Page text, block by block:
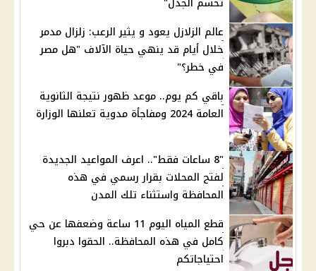
عالم الزلازل يعود و يثير الرعب: زلزال مدمر
خلال أيام قد ينهي حياة الآلاف "هل مصر
في خطر؟"
باقي كم يوم.. موعد ظهور نتيجة الثانوية
العامة 2024 ومفاجأة مدوية تعلنها الوزارة
"8 ساعات فقط".. اعرف المواعيد الجديدة
لفتح المحلات بقرار رسمي في هذه
المحافظة واستثناء تلك المدن
قطع المياه اليوم 11 ساعة وضعفها عن حي
كامل في هذه المحافظة.. الحقوا دبروا
احتياجاتكم